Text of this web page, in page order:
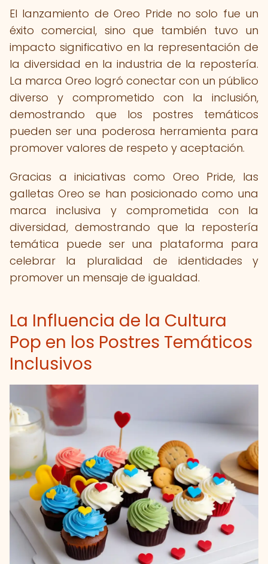
El lanzamiento de Oreo Pride no solo fue un
éxito comercial, sino que también tuvo un
impacto significativo en la representación de
la diversidad en la industria de la repostería.
La marca Oreo logró conectar con un público
diverso y comprometido con la inclusión,
demostrando que los postres temáticos
pueden ser una poderosa herramienta para
promover valores de respeto y aceptación.
Gracias a iniciativas como Oreo Pride, las
galletas Oreo se han posicionado como una
marca inclusiva y comprometida con la
diversidad, demostrando que la repostería
temática puede ser una plataforma para
celebrar la pluralidad de identidades y
promover un mensaje de igualdad.
La Influencia de la Cultura
Pop en los Postres Temáticos
Inclusivos